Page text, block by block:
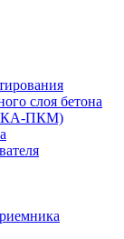
слоя бетона
ПКМ)